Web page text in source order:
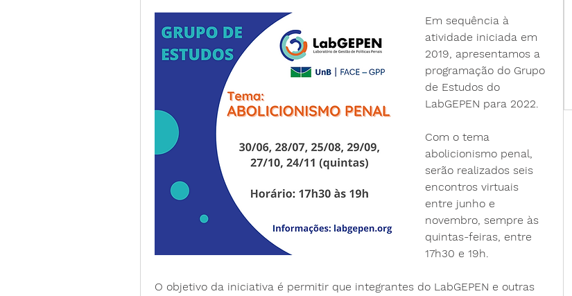
Em sequência à
atividade iniciada em
2019, apresentamos a
programação do Grupo
de Estudos do
LabGEPEN para 2022.
Com o tema
abolicionismo penal,
serão realizados seis
encontros virtuais
entre junho e
novembro, sempre às
quintas-feiras, entre
17h30 e 19h.
O objetivo da iniciativa é permitir que integrantes do LabGEPEN e outras